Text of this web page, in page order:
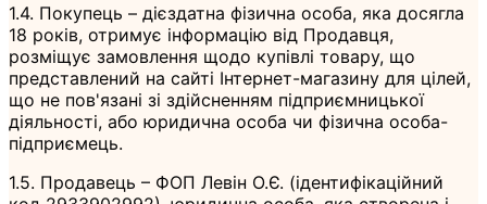
1.4. Покупець – дієздатна фізична особа, яка досягла
18 років, отримує інформацію від Продавця,
розміщує замовлення щодо купівлі товару, що
представлений на сайті Інтернет-магазину для цілей,
що не пов'язані зі здійсненням підприємницької
діяльності, або юридична особа чи фізична особа-
підприємець.
1.5. Продавець – ФОП Левін О.Є. (ідентифікаційний